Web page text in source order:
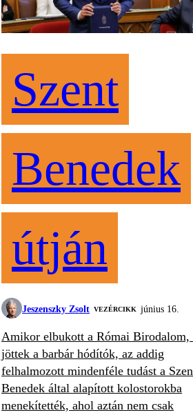
Szent
Benedek
útján
Jeszenszky Zsolt VEZÉRCIKK június 16.
Amikor elbukott a Római Birodalom,
jöttek a barbár hódítók, az addig
felhalmozott mindenféle tudást a
Benedek által alapított kolostorokba
menekítették, ahol aztán nem csak